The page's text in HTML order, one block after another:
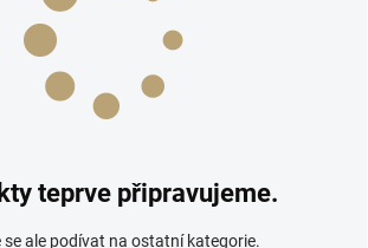
teprve připravujeme.
se ale podívat na ostatní kategorie.